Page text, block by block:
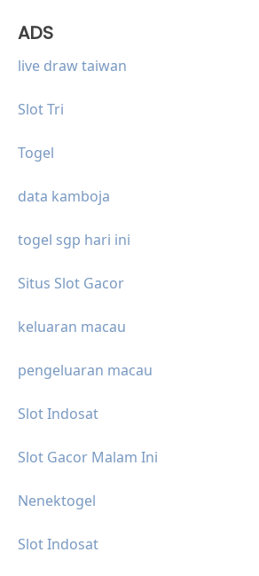
ADS
live draw taiwan
Slot Tri
Togel
data kamboja
togel sgp hari ini
Situs Slot Gacor
keluaran macau
pengeluaran macau
Slot Indosat
Slot Gacor Malam Ini
Nenektogel
Slot Indosat